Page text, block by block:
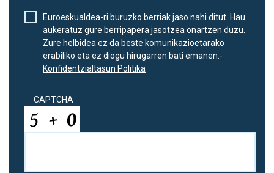
Euroeskualdea-ri buruzko berriak jaso nahi ditut. Hau
aukeratuz gure berripapera jasotzea onartzen duzu.
Zure helbidea ez da beste komunikazioetarako
erabiliko eta ez diogu hirugarren bati emanen.-
Konfidentzialtasun Politika
CAPTCHA